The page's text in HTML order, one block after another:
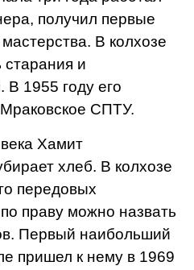
получил первые
В колхозе
старания и
В 1955 году его
СПТУ.
Хамит
хлеб. В кол­хозе
передовых
праву мож­но назвать
Первый наибольший
пришел к нему в 1969